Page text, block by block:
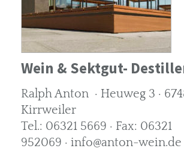
Wein & Sektgut-
Ralph Anton · Heuweg 3 ·
Kirrweiler
Tel.: 06321 5669 · Fax: 06321
952069 · info@anton-wein.de